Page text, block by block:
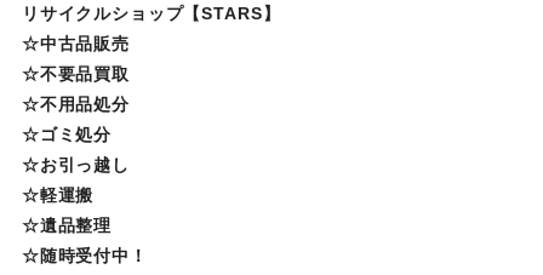
リサイクルショップ【STARS】
☆中古品販売
☆不要品買取
☆不用品処分
☆ゴミ処分
☆お引っ越し
☆軽運搬
☆遺品整理
☆随時受付中！